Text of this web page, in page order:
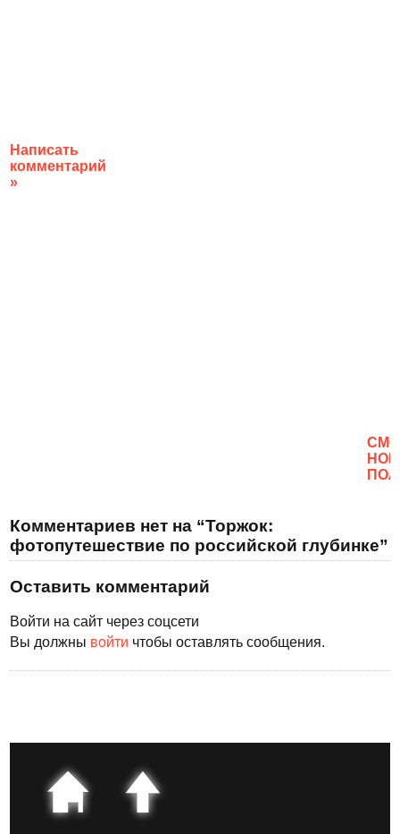
Написать
комментарий
»
Комментариев нет на “Торжок:
фотопутешествие по российской глубинке”
Оставить комментарий
Войти на сайт через соцсети
Вы должны войти чтобы оставлять сообщения.